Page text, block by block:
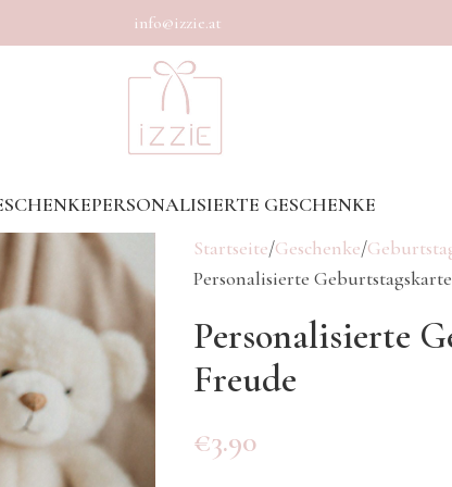
info@izzie.at
PERSONALISIERTE GESCHENKE
Startseite Geschenke
Personalisierte
Personalisierte
Freude
€3.90